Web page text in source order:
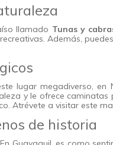
llamado Tunas y
Además,
lugar megadiverso,
y le ofrece
Atrévete a visitar este
de historia